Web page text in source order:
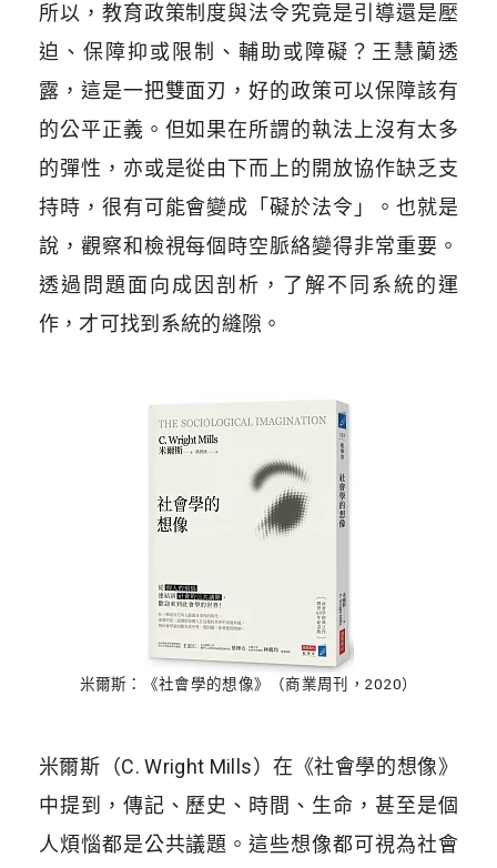
所以，教育政策制度與法令究竟是引導還是壓
迫、保障抑或限制、輔助或障礙？王慧蘭透
露，這是一把雙面刃，好的政策可以保障該有
的公平正義。但如果在所謂的執法上沒有太多
的彈性，亦或是從由下而上的開放協作缺乏支
持時，很有可能會變成「礙於法令」。也就是
說，觀察和檢視每個時空脈絡變得非常重要。
透過問題面向成因剖析，了解不同系統的運
作，才可找到系統的縫隙。
米爾斯：《社會學的想像》（商業周刊，2020）
米爾斯（C. Wright Mills）在《社會學的想像》
中提到，傳記、歷史、時間、生命，甚至是個
人煩惱都是公共議題。這些想像都可視為社會